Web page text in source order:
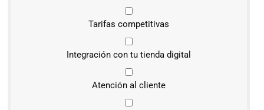
Tarifas competitivas
Integración con tu tienda digital
Atención al cliente